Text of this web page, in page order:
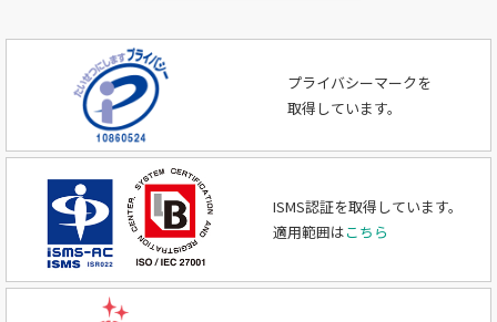
プライバシーマークを
取得しています。
ISMS認証を取得しています。
適用範囲はこちら